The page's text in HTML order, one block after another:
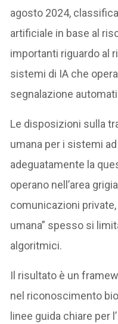
agosto 2024,
artificiale in base al
importanti riguardo al
sistemi di IA che
segnalazione
Le disposizioni sulla
umana per i sistemi
adeguatamente la
operano nell’area
comunicazioni
umana” spesso si
algoritmici.
Il risultato è un
nel riconoscimento
linee guida chiare per